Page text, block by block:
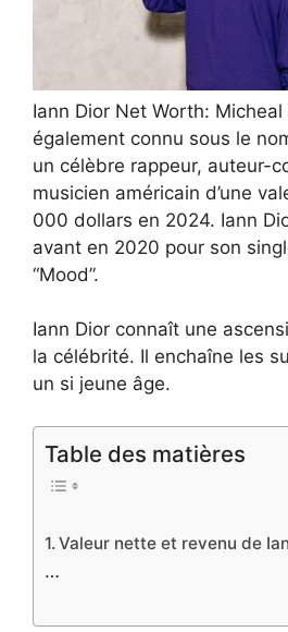
Iann Dior Net Worth: Micheal
également connu sous le
un célèbre rappeur, auteur-
musicien américain d’une
000 dollars en 2024. Iann
avant en 2020 pour son
“Mood”.
Iann Dior connaît une
la célébrité. Il enchaîne les
un si jeune âge.
Table des matières
Valeur nette et revenu de
…